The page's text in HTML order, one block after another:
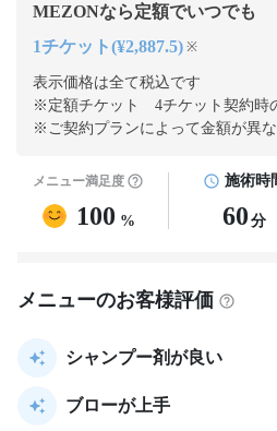
MEZONなら定額でいつでも
1チケット(¥2,887.5) ※
表示価格は全て税込です
※定額チケット 4チケット契約時
※ご契約プランによって金額が異
メニュー満足度
100 %
施術時
60 分
メニューのお客様評価
シャンプー剤が良い
ブローが上手